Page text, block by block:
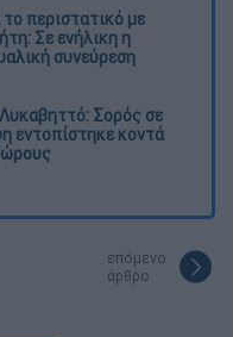
περιστατικό με
Σε ενήλικη η
συνεύρεση
Σορός σε
εντοπίστηκε κοντά
επόμενο
άρθρο